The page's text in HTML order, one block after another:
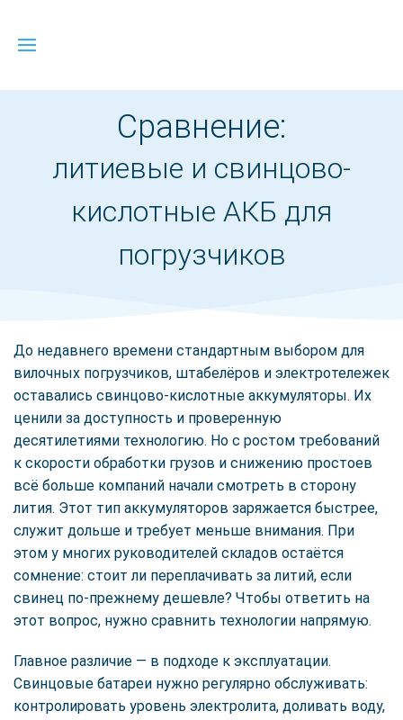
Сравнение:
литиевые и свинцово-
кислотные АКБ для
погрузчиков
До недавнего времени стандартным выбором для
вилочных погрузчиков, штабелёров и электротележек
оставались свинцово-кислотные аккумуляторы. Их
ценили за доступность и проверенную
десятилетиями технологию. Но с ростом требований
к скорости обработки грузов и снижению простоев
всё больше компаний начали смотреть в сторону
лития. Этот тип аккумуляторов заряжается быстрее,
служит дольше и требует меньше внимания. При
этом у многих руководителей складов остаётся
сомнение: стоит ли переплачивать за литий, если
свинец по-прежнему дешевле? Чтобы ответить на
этот вопрос, нужно сравнить технологии напрямую.
Главное различие — в подходе к эксплуатации.
Свинцовые батареи нужно регулярно обслуживать:
контролировать уровень электролита, доливать воду,